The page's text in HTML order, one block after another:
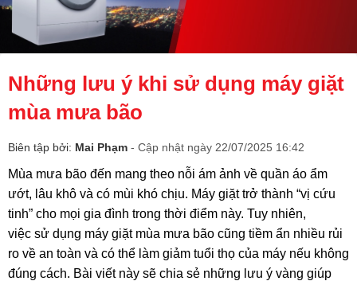
Những lưu ý khi sử dụng máy giặt
mùa mưa bão
Biên tập bởi: Mai Phạm - Cập nhật ngày 22/07/2025 16:42
Mùa mưa bão đến mang theo nỗi ám ảnh về quần áo ẩm
ướt, lâu khô và có mùi khó chịu. Máy giặt trở thành “vị cứu
tinh” cho mọi gia đình trong thời điểm này. Tuy nhiên,
việc sử dụng máy giặt mùa mưa bão cũng tiềm ẩn nhiều rủi
ro về an toàn và có thể làm giảm tuổi thọ của máy nếu không
đúng cách. Bài viết này sẽ chia sẻ những lưu ý vàng giúp